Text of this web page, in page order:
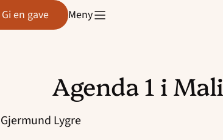
Gi en gave Meny
Agenda 1 i Mali
Lygre